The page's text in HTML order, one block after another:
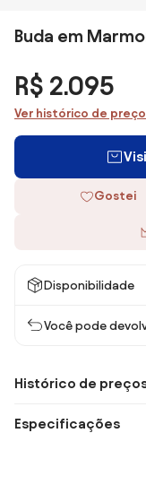
Buda em
R$ 2.095
Ver histórico de
Gostei
Disponibilidade
Você pode
Histórico de
Especificações